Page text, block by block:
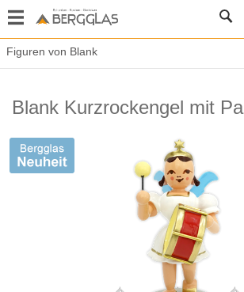
Figuren von Blank
Blank Kurzrockengel mit